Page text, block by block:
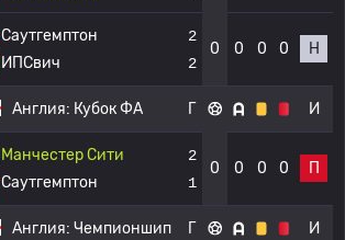
Саутгемптон
ИПСвич
2
2
0 0 0 0 Н
Англия: Кубок ФА Г И
Манчестер Сити
Саутгемптон
2
1
0 0 0 0 П
Англия: Чемпионшип Г И